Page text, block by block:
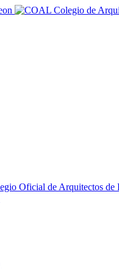
Oficial de Arquitectos de